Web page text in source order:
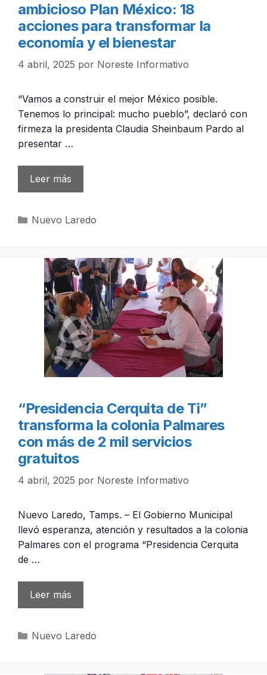
ambicioso Plan México: 18
acciones para transformar la
economía y el bienestar
4 abril, 2025 por Noreste Informativo
“Vamos a construir el mejor México posible.
Tenemos lo principal: mucho pueblo”, declaró con
firmeza la presidenta Claudia Sheinbaum Pardo al
presentar …
Leer más
Categorías
Nuevo Laredo
“Presidencia Cerquita de Ti”
transforma la colonia Palmares
con más de 2 mil servicios
gratuitos
4 abril, 2025 por Noreste Informativo
Nuevo Laredo, Tamps. – El Gobierno Municipal
llevó esperanza, atención y resultados a la colonia
Palmares con el programa “Presidencia Cerquita
de …
Leer más
Categorías
Nuevo Laredo